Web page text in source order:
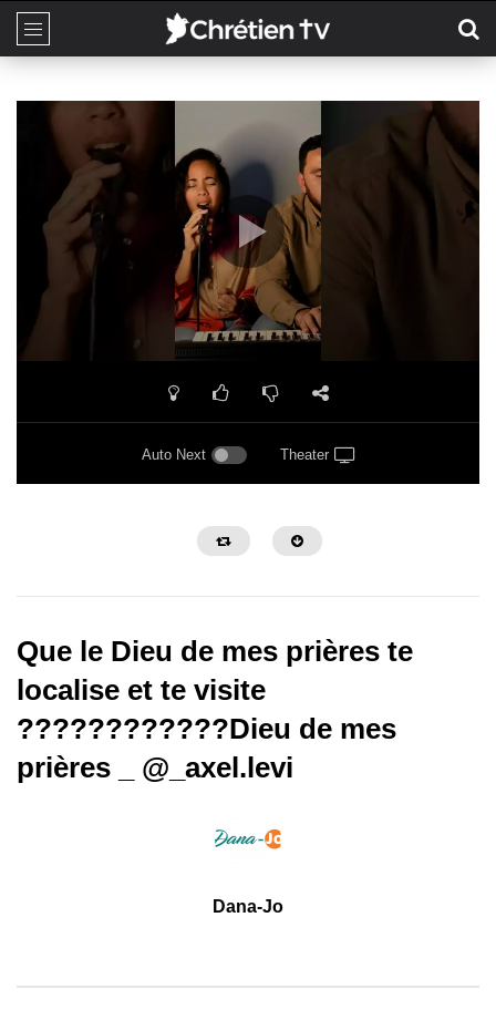
Auto Next Theater
01:00
Eh Yaweh soit loué Kumama –
04:17
Que le Dieu de mes prières te
localise et te visite
????????????️Dieu de mes
prières _ @_axel.levi
Dana-Jo